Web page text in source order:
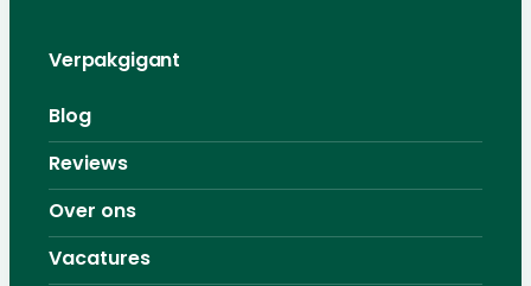
Verpakgigant
Blog
Reviews
Over ons
Vacatures